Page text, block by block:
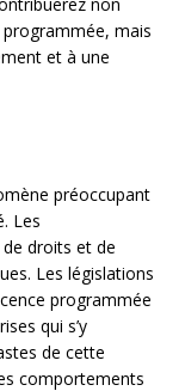
mais
et à une
préoccupant
Les
droits et de
Les législations
programmée
qui s’y
de cette
comportements